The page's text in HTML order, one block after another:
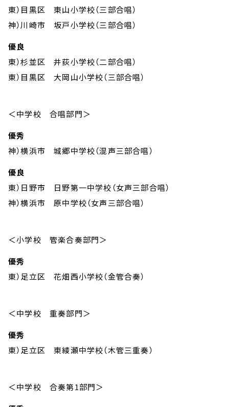
東）目黒区 東山小学校（三部合唱）
神）川崎市 坂戸小学校（三部合唱）
優良
東）杉並区 井荻小学校（二部合唱）
東）目黒区 大岡山小学校（三部合唱）
＜中学校 合唱部門＞
優秀
神）横浜市 城郷中学校（混声三部合唱）
優良
東）日野市 日野第一中学校（女声三部合唱）
神）横浜市 原中学校（女声三部合唱）
＜小学校 管楽合奏部門＞
優秀
東）足立区 花畑西小学校（金管合奏）
＜中学校 重奏部門＞
優秀
東）足立区 東綾瀬中学校（木管三重奏）
＜中学校 合奏第1部門＞